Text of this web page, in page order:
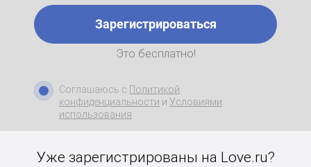
Зарегистрироваться
Это бесплатно!
Соглашаюсь с Политикой
конфиденциальности и Условиями
использования
Уже зарегистрированы на Love.ru?